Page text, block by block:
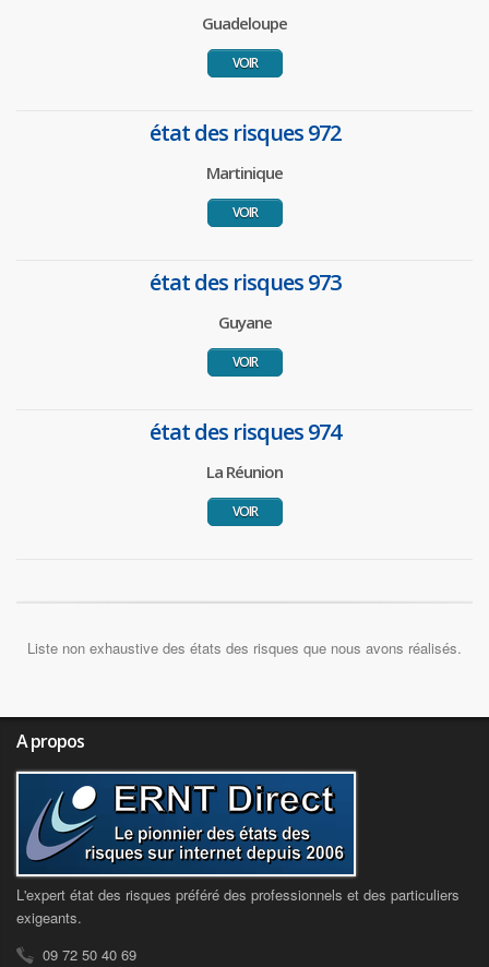
Guadeloupe
VOIR
état des risques 972
Martinique
VOIR
état des risques 973
Guyane
VOIR
état des risques 974
La Réunion
VOIR
Liste non exhaustive des états des risques que nous avons réalisés.
A propos
L'expert état des risques préféré des professionnels et des particuliers
exigeants.
09 72 50 40 69